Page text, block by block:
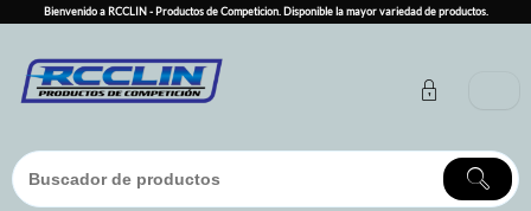
content
Bienvenido a RCCLIN - Productos de Competicion. Disponible la mayor variedad de productos.